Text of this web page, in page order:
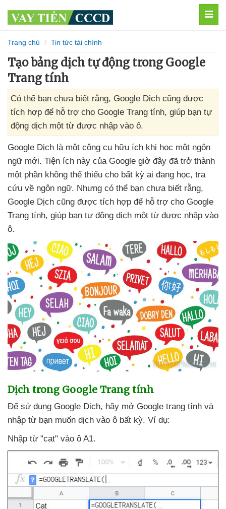
Trang chủ Tin tức tài chính
Tạo bảng dịch tự động trong Google
Trang tính
Có thể bạn chưa biết rằng, Google Dịch cũng được
tích hợp để hỗ trợ cho Google Trang tính, giúp bạn tự
động dịch một từ được nhập vào ô.
Google Dịch là một công cụ hữu ích khi học một ngôn
ngữ mới. Tiện ích này của Google giờ đây đã trở thành
một phần không thể thiếu cho bất kỳ ai đang học, tra
cứu về ngôn ngữ. Nhưng có thể bạn chưa biết rằng,
Google Dịch cũng được tích hợp để hỗ trợ cho Google
Trang tính, giúp bạn tự động dịch một từ được nhập vào
ô.
Dịch trong Google Trang tính
Để sử dụng Google Dịch, hãy mở Google trang tính và
nhập từ bạn muốn dịch vào ô bất kỳ. Ví dụ:
Nhập từ "cat" vào ô A1.